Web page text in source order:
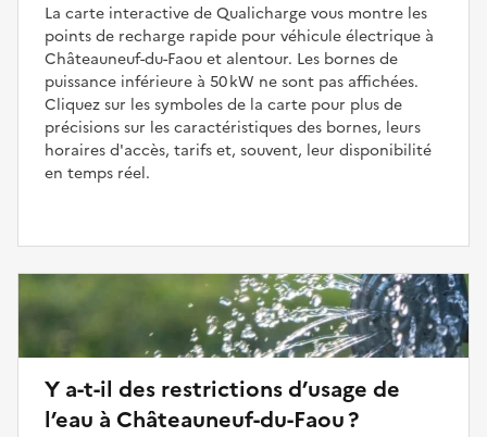
La carte interactive de Qualicharge vous montre les
points de recharge rapide pour véhicule électrique à
Châteauneuf-du-Faou et alentour. Les bornes de
puissance inférieure à 50 kW ne sont pas affichées.
Cliquez sur les symboles de la carte pour plus de
précisions sur les caractéristiques des bornes, leurs
horaires d'accès, tarifs et, souvent, leur disponibilité
en temps réel.
Y a-t-il des restrictions d’usage de
l’eau à Châteauneuf-du-Faou ?